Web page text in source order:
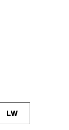
LW